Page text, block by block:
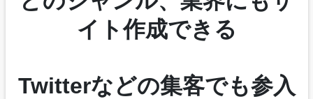
イト作成できる
Twitterなどの集客でも参入